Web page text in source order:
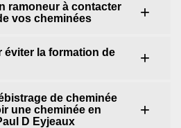
ramoneur à contacter
vos cheminées
éviter la formation de
de cheminée
une cheminée en
D Eyjeaux